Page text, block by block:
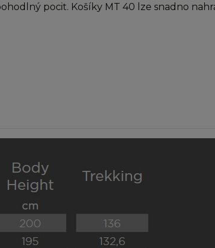
pocit. Košíky MT 40 lze snadno